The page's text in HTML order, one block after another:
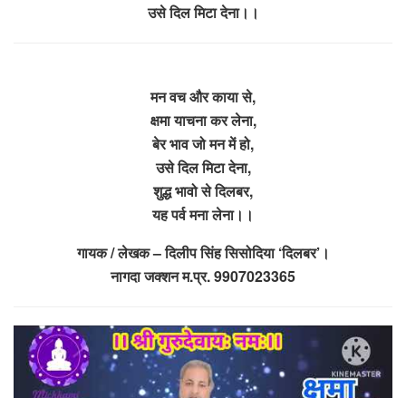
उसे दिल मिटा देना।।
मन वच और काया से,
क्षमा याचना कर लेना,
बेर भाव जो मन में हो,
उसे दिल मिटा देना,
शुद्ध भावो से दिलबर,
यह पर्व मना लेना।।
गायक / लेखक – दिलीप सिंह सिसोदिया ‘दिलबर’।
नागदा जक्शन म.प्र. 9907023365